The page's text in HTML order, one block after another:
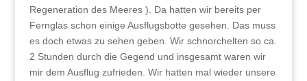
Regeneration des Meeres ). Da hatten wir bereits per
Fernglas schon einige Ausflugsbotte gesehen. Das muss
es doch etwas zu sehen geben. Wir schnorchelten so ca.
2 Stunden durch die Gegend und insgesamt waren wir
mir dem Ausflug zufrieden. Wir hatten mal wieder unsere